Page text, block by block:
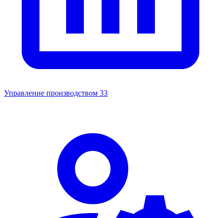
Управление производством 33